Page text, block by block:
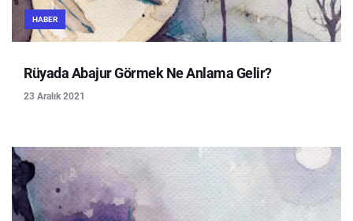
HABER
Rüyada Abajur Görmek Ne Anlama Gelir?
23 Aralık 2021